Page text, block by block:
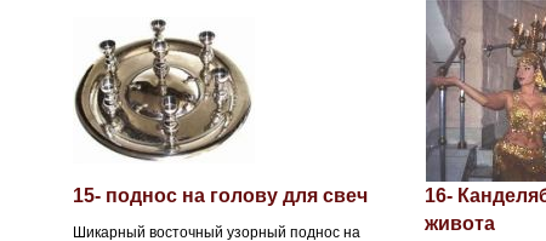
15- поднос на голову для свеч
Шикарный восточный узорный поднос на
16-
живота